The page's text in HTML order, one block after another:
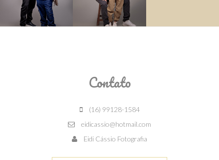
Contato
(16) 99128-1584
eidicassio@hotmail.com
Eidi Cássio Fotografia